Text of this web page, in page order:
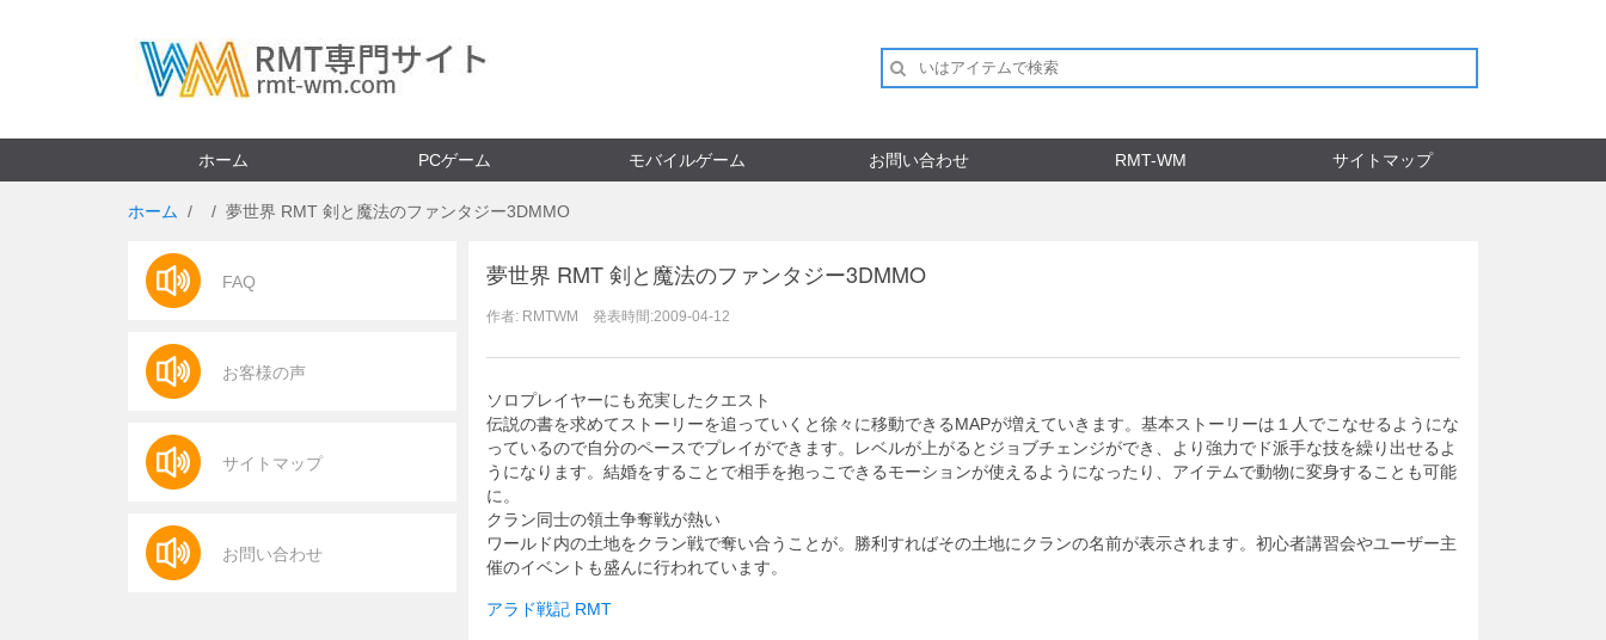
ホーム PCゲーム モバイルゲーム お問い合わせ RMT-WM サイトマップ
ホーム 夢世界 RMT 剣と魔法のファンタジー3DMMO
FAQ
お客様の声
サイトマップ
お問い合わせ
夢世界 RMT 剣と魔法のファンタジー3DMMO
作者: RMTWM 発表時間:2009-04-12
ソロプレイヤーにも充実したクエスト
伝説の書を求めてストーリーを追っていくと徐々に移動できるMAPが増えていきます。基本ストーリーは１人でこなせるようにな
っているので自分のペースでプレイができます。レベルが上がるとジョブチェンジができ、より強力でド派手な技を繰り出せるよ
うになります。結婚をすることで相手を抱っこできるモーションが使えるようになったり、アイテムで動物に変身することも可能
に。
クラン同士の領土争奪戦が熱い
ワールド内の土地をクラン戦で奪い合うことが。勝利すればその土地にクランの名前が表示されます。初心者講習会やユーザー主
催のイベントも盛んに行われています。
アラド戦記 RMT